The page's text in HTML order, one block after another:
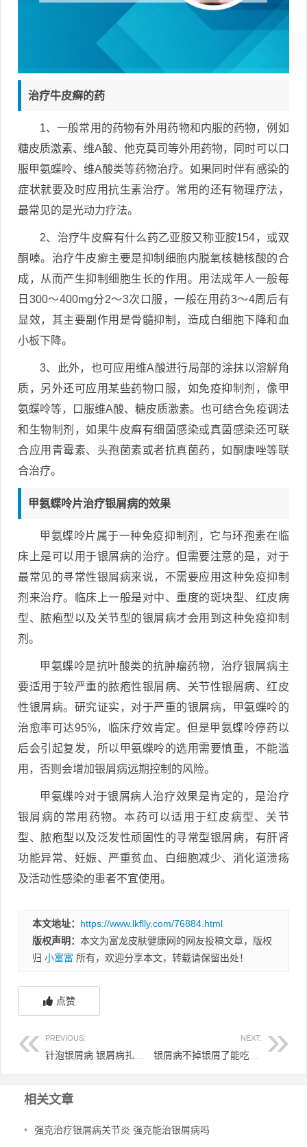
治疗牛皮癣的药
1、一般常用的药物有外用药物和内服的药物，例如
糖皮质激素、维A酸、他克莫司等外用药物，同时可以口
服甲氨蝶呤、维A酸类等药物治疗。如果同时伴有感染的
症状就要及时应用抗生素治疗。常用的还有物理疗法，
最常见的是光动力疗法。
2、治疗牛皮癣有什么药乙亚胺又称亚胺154，或双
酮嗪。治疗牛皮癣主要是抑制细胞内脱氧核糖核酸的合
成，从而产生抑制细胞生长的作用。用法成年人一般每
日300～400mg分2～3次口服，一般在用药3～4周后有
显效，其主要副作用是骨髓抑制，造成白细胞下降和血
小板下降。
3、此外，也可应用维A酸进行局部的涂抹以溶解角
质，另外还可应用某些药物口服，如免疫抑制剂，像甲
氨蝶呤等，口服维A酸、糖皮质激素。也可结合免疫调法
和生物制剂，如果牛皮癣有细菌感染或真菌感染还可联
合应用青霉素、头孢菌素或者抗真菌药，如酮康唑等联
合治疗。
甲氨蝶呤片治疗银屑病的效果
甲氨蝶呤片属于一种免疫抑制剂，它与环孢素在临
床上是可以用于银屑病的治疗。但需要注意的是，对于
最常见的寻常性银屑病来说，不需要应用这种免疫抑制
剂来治疗。临床上一般是对中、重度的斑块型、红皮病
型、脓疱型以及关节型的银屑病才会用到这种免疫抑制
剂。
甲氨蝶呤是抗叶酸类的抗肿瘤药物，治疗银屑病主
要适用于较严重的脓疱性银屑病、关节性银屑病、红皮
性银屑病。研究证实，对于严重的银屑病，甲氨蝶呤的
治愈率可达95%，临床疗效肯定。但是甲氨蝶呤停药以
后会引起复发，所以甲氨蝶呤的选用需要慎重，不能滥
用，否则会增加银屑病远期控制的风险。
甲氨蝶呤对于银屑病人治疗效果是肯定的，是治疗
银屑病的常用药物。本药可以适用于红皮病型、关节
型、脓疱型以及泛发性顽固性的寻常型银屑病，有肝肾
功能异常、妊娠、严重贫血、白细胞减少、消化道溃疡
及活动性感染的患者不宜使用。
本文地址： https://www.lkflly.com/76884.html
版权声明： 本文为富龙皮肤健康网的网友投稿文章，版权
归 小富富 所有，欢迎分享本文，转载请保留出处！
点赞
PREVIOUS: NEXT:
银屑病不掉银屑了能吃猪肉吗 银屑病不掉银屑了能吃猪肉吗图片
相关文章
• 强克治疗银屑病关节炎 强克能治银屑病吗